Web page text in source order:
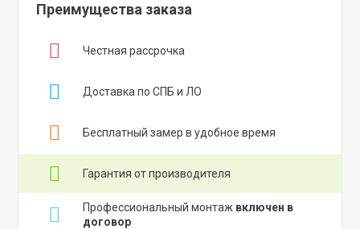
Преимущества заказа
Честная рассрочка
Доставка по СПБ и ЛО
Бесплатный замер в удобное время
Гарантия от производителя
Профессиональный монтаж включен в
договор